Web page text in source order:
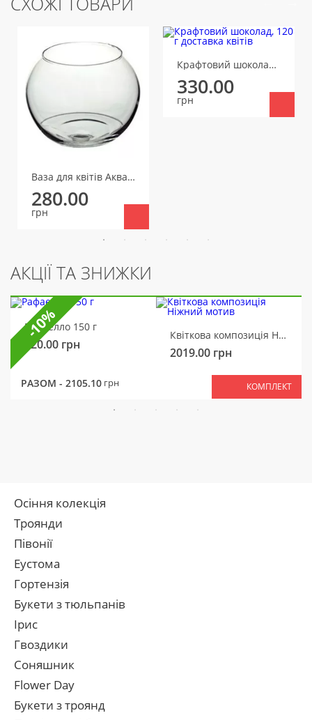
Ваза для квітів Акваріум, маленька
280.00
грн
Крафтовий шоколад, 120 г
330.00
грн
АКЦІЇ ТА ЗНИЖКИ
Рафаелло 150 г
320.00 грн
Квіткова композиція Ніжний мотив
2019.00 грн
РАЗОМ - 2105.10 грн КОМПЛЕКТ
-10%
Осіння колекція
Троянди
Півонії
Еустома
Гортензія
Букети з тюльпанів
Ірис
Гвоздики
Соняшник
Flower Day
Букети з троянд